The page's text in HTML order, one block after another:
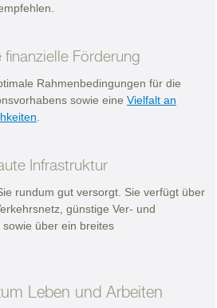
Förderung
Rahmenbedingungen für die
sowie eine Vielfalt an
Infrastruktur
rundum gut versorgt. Sie verfügt über
günstige Ver- und
über ein breites
Leben und Arbeiten